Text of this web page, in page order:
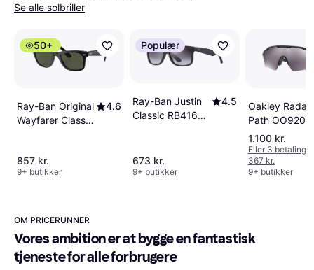
Se alle solbriller
50+
Ray-Ban Original
Wayfarer Classic
4.6
857 kr.
9+ butikker
Populær
Ray-Ban Justin
Classic RB4165
4.5
673 kr.
9+ butikker
Oakley Radar
Path
5238
1.100 kr.
Eller 3
367 kr.
9+ butikker
OM PRICERUNNER
Vores ambition er at bygge en fantastisk
tjeneste for alle forbrugere